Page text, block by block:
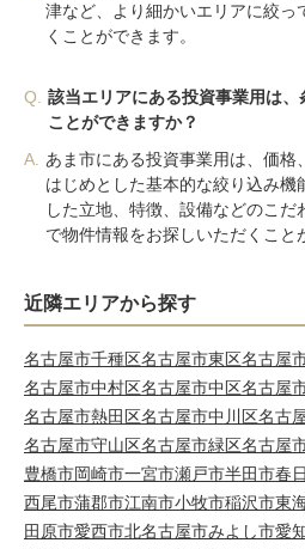
津など、より細かいエリアに絞っ
くことができます。
Q.
該当エリアにある投資事業用は
ことができますか？
A.
あま市にある投資事業用は、価格
はじめとした基本的な絞り込み機
した立地、特徴、設備などのこ
で物件情報をお探しいただくこと
近隣エリアから探す
名古屋市千種区名古屋市東区名古屋
名古屋市中村区名古屋市中区名古屋
名古屋市熱田区名古屋市中川区名古
名古屋市守山区名古屋市緑区名古屋
豊橋市岡崎市一宮市瀬戸市半田市春
西尾市蒲郡市江南市小牧市稲沢市東
田原市愛西市北名古屋市みよし市愛